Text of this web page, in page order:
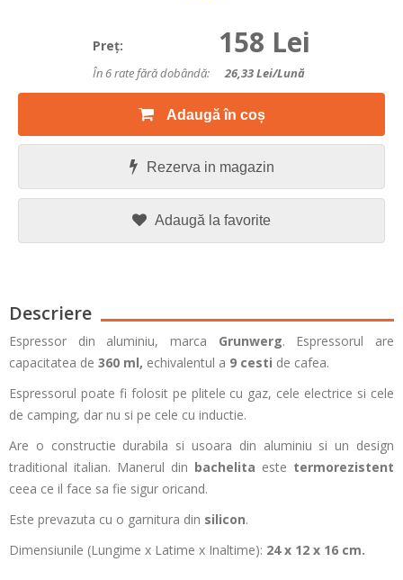
Preţ: 158 Lei
În 6 rate fără dobândă: 26,33Lei/lună
Adaugă în coș
Rezerva in magazin
Adaugă la favorite
Descriere
Espressor din aluminiu, marca Grunwerg. Espressorul are
capacitatea de 360 ml, echivalentul a 9 cesti de cafea.
Espressorul poate fi folosit pe plitele cu gaz, cele electrice si cele
de camping, dar nu si pe cele cu inductie.
Are o constructie durabila si usoara din aluminiu si un design
traditional italian. Manerul din bachelita este termorezistent
ceea ce il face sa fie sigur oricand.
Este prevazuta cu o garnitura din silicon.
Dimensiunile (Lungime x Latime x Inaltime): 24 x 12 x 16 cm.